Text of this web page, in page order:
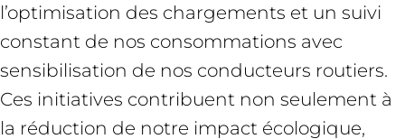
l’optimisation des chargements et un suivi
constant de nos consommations avec
sensibilisation de nos conducteurs routiers.
Ces initiatives contribuent non seulement à
la réduction de notre impact écologique,